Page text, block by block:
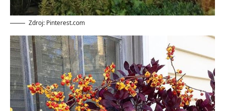
Zdroj: Pinterest.com